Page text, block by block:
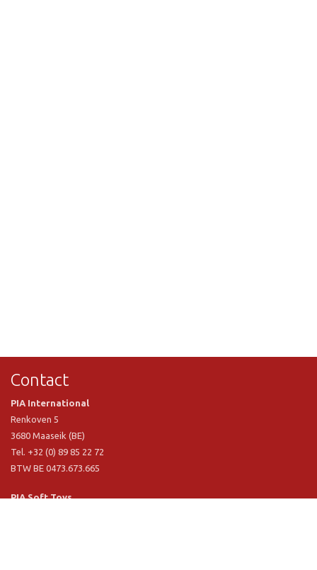
Contact
PIA International
Renkoven 5
3680 Maaseik (BE)
Tel. +32 (0) 89 85 22 72
BTW BE 0473.673.665
PIA Soft Toys